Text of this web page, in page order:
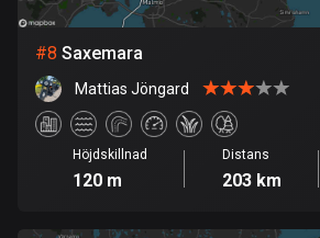
Franska Polynesien
19 rutter
Gabon
8 rutter
Gambia
#8 Saxemara
Mattias Jöngard
Höjdskillnad
120 m
Distans
203 km